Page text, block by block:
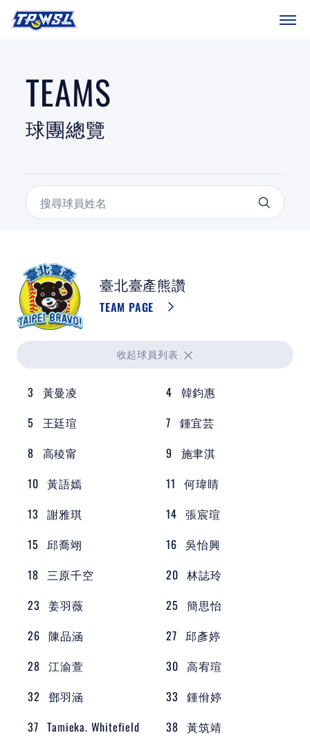
SITEMAP
球隊戰績
賽程表
數據統計
球場介紹
裁判
下載專區
聯絡我們
POLICY
隱私權政策
網站使用條款
LINK
教育部體育署
TEAMS
球團總覽
臺北臺產熊讚
TEAM PAGE
收起球員列表
3 黃曼凌 4 韓鈞惠
5
王廷瑄 7 鍾宜芸
8 高稜甯 9 施聿淇
10 黃語嫣 11 何瑋睛
13 謝雅琪 14 張宸瑄
15 邱喬翊 16 吳怡興
18 三原千空 20 林誌玲
23 姜羽薇 25 簡思怡
26 陳品涵 27 邱彥婷
28 江渝萱 30 高宥瑄
32 鄧羽涵 33 鍾佾婷
37 Tamieka. Whitefield 38 黃筑靖